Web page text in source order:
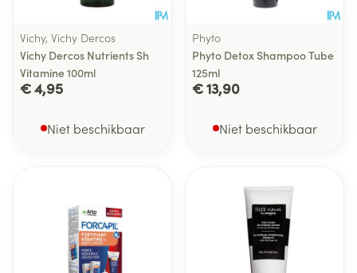
Vichy, Vichy Dercos
Vichy Dercos Nutrients Sh
Vitamine 100ml
€ 4,95
Niet beschikbaar
Phyto
Phyto Detox Shampoo Tube
125ml
€ 13,90
Niet beschikbaar